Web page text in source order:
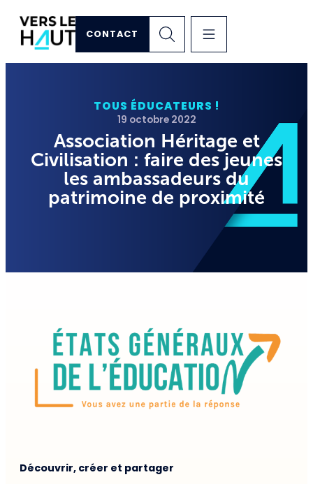
CONTACT
TOUS ÉDUCATEURS !
19 octobre 2022
Association Héritage et
Civilisation : faire des jeunes
les ambassadeurs du
patrimoine de proximité
Découvrir, créer et partager